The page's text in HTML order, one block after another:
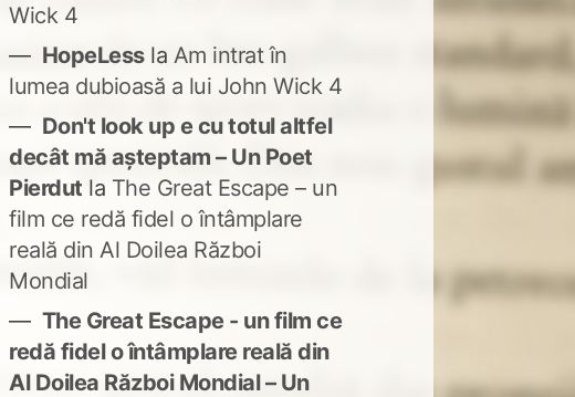
Wick 4
HopeLessla Am intrat în
lumea dubioasă a lui John Wick 4
Don't look up e cu totul altfel
decât mă așteptam – Un Poet
Pierdut la The Great Escape – un
film ce redă fidel o întâmplare
reală din Al Doilea Război
Mondial
The Great Escape - un film ce
redă fidel o întâmplare reală din
Al Doilea Război Mondial – Un